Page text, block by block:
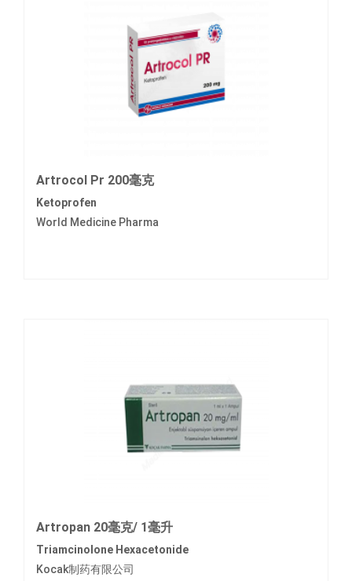
Artrocol Pr 200毫克
Ketoprofen
World Medicine Pharma
Artropan 20毫克/ 1毫升
Triamcinolone Hexacetonide
Kocak制药有限公司